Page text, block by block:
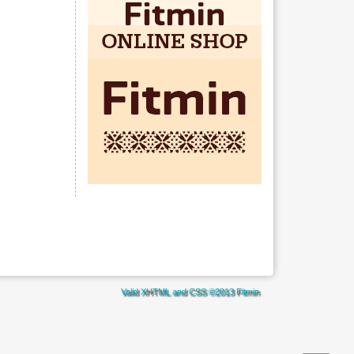
ValidXHTML andCSS©2013Fitmin